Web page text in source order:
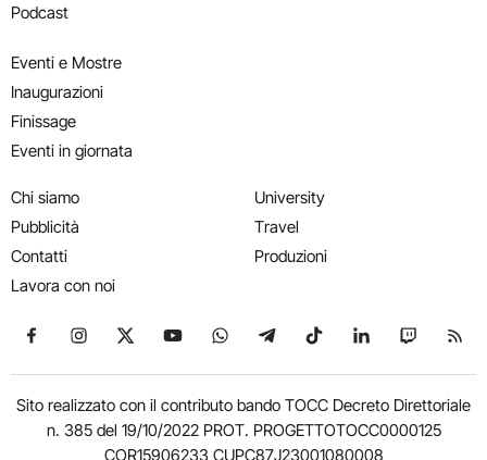
Podcast
Eventi e Mostre
Inaugurazioni
Finissage
Eventi in giornata
Chi siamo
Pubblicità
Contatti
Lavora con noi
University
Travel
Produzioni
Seguici su Facebook
Seguici su Instagram
Seguici su X
Seguici su YouTube
Seguici su WhatsApp
Seguici su Telegram
Seguici su TikTok
Seguici su
Seguici
Sito realizzato con il contributo bando TOCC Decreto Direttoriale
n. 385 del 19/10/2022 PROT. PROGETTOTOCC0000125
COR15906233 CUPC87J23001080008